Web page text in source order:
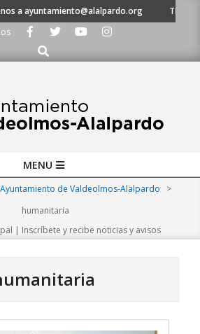
a ayuntamiento@alalpardo.org
TE
Buscar
MENU
Ayuntamiento de Valdeolmos-Alalpardo
>
humanitaria
| Inscríbete y recibe noticias y avisos